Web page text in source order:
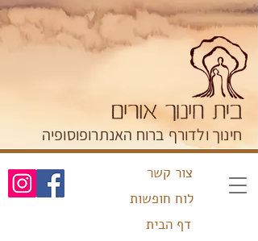
חינוך ולדורף ברוח האנתרופוסופיה
צור קשר
לוח חופשות
דף הבית